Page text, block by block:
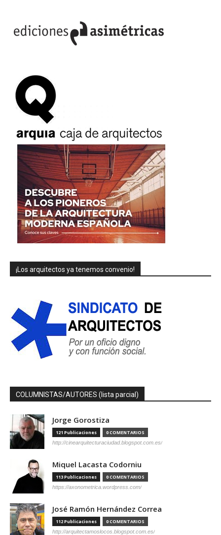
¡Los arquitectos ya tenemos convenio!
COLUMNISTAS/AUTORES (lista parcial)
Jorge Gorostiza
121 Publicaciones 0 COMENTARIOS
http://cinearquitecturaciudad.blogspot.com.es/
Miquel Lacasta Codorniu
113 Publicaciones 0 COMENTARIOS
https://axonometrica.wordpress.com/
José Ramón Hernández Correa
112 Publicaciones 0 COMENTARIOS
http://arquitectamoslocos.blogspot.com.es/